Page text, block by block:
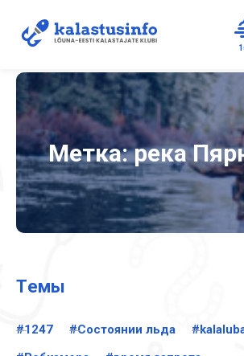
Метка:река
Tемы
#1247 #Cостоянии льда